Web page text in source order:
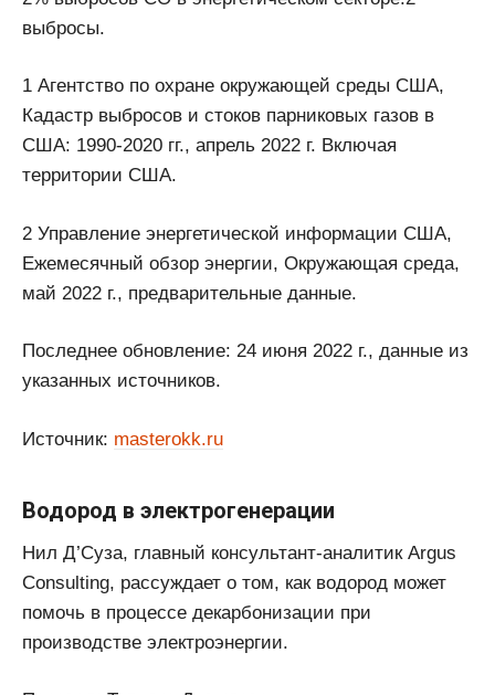
выбросы.
1 Агентство по охране окружающей среды США,
Кадастр выбросов и стоков парниковых газов в
США: 1990-2020 гг., апрель 2022 г. Включая
территории США.
2 Управление энергетической информации США,
Ежемесячный обзор энергии, Окружающая среда,
май 2022 г., предварительные данные.
Последнее обновление: 24 июня 2022 г., данные из
указанных источников.
Источник: masterokk.ru
Водород в электрогенерации
Нил Д’Суза, главный консультант-аналитик Argus
Consulting, рассуждает о том, как водород может
помочь в процессе декарбонизации при
производстве электроэнергии.